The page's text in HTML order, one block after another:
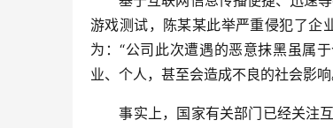
游戏测试，陈某某此举严重侵犯了企
为：“公司此次遭遇的恶意抹黑虽属
业、个人，甚至会造成不良的社会影响
事实上，国家有关部门已经关注互